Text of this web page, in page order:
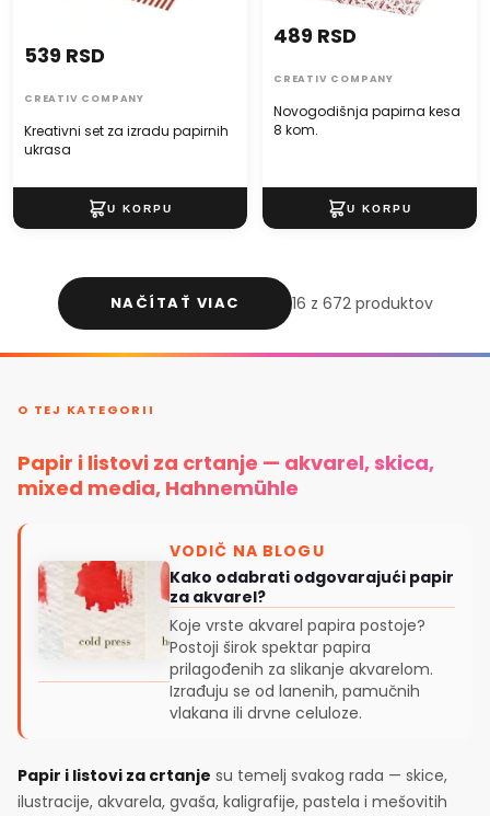
Kreativni set za izradu papirnih
ukrasa
539 RSD
CREATIV COMPANY
Novogodišnja papirna kesa
8 kom.
489 RSD
CREATIV COMPANY
NAČÍTAŤ VIAC 16 z 672 produktov
O TEJ KATEGORII
Papir i listovi za crtanje — akvarel, skica,
mixed media, Hahnemühle
VODIČ NA BLOGU
Kako odabrati odgovarajući papir
za akvarel?
Koje vrste akvarel papira postoje?
Postoji širok spektar papira
prilagođenih za slikanje akvarelom.
Izrađuju se od lanenih, pamučnih
vlakana ili drvne celuloze.
Papir i listovi za crtanje su temelj svakog rada — skice,
ilustracije, akvarela, gvaša, kaligrafije, pastela i mešovitih